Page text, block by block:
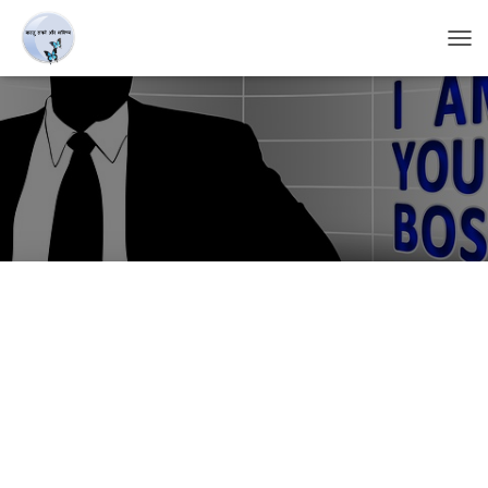
O
G
G
L
N
A
V
G